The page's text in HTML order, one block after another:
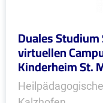
Duales
virtuellen
Kinderheim St.